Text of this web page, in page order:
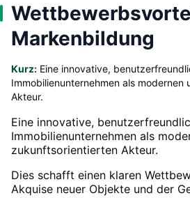
Markenbildung
Kurz: Eine innovative,
Immobilienunternehmen als
Akteur.
Eine innovative,
Immobilienunternehmen als
zukunftsorientierten Akteur.
Dies schafft einen klaren
Akquise neuer Objekte und der